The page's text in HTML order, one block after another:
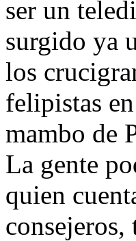
ser un
surgido ya
los
felipistas
mambo de
La gente
quien
consejeros,